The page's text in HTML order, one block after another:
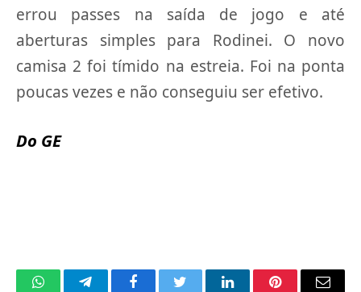
errou passes na saída de jogo e até
aberturas simples para Rodinei. O novo
camisa 2 foi tímido na estreia. Foi na ponta
poucas vezes e não conseguiu ser efetivo.
Do GE